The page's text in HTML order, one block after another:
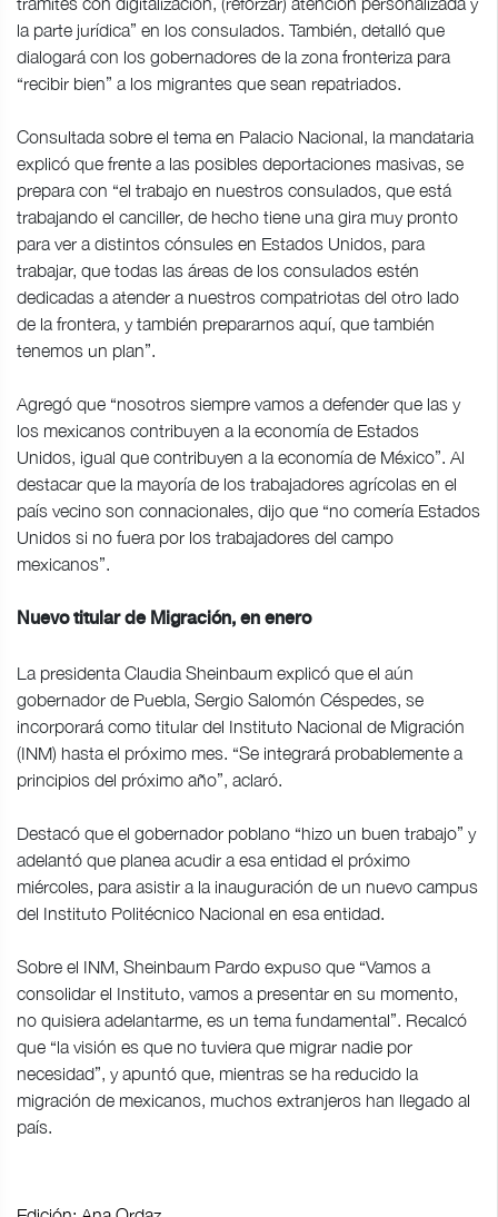
la parte jurídica” en los consulados. También, detalló que
dialogará con los gobernadores de la zona fronteriza para
“recibir bien” a los migrantes que sean repatriados.
Consultada sobre el tema en Palacio Nacional, la mandataria
explicó que frente a las posibles deportaciones masivas, se
prepara con “el trabajo en nuestros consulados, que está
trabajando el canciller, de hecho tiene una gira muy pronto
para ver a distintos cónsules en Estados Unidos, para
trabajar, que todas las áreas de los consulados estén
dedicadas a atender a nuestros compatriotas del otro lado
de la frontera, y también prepararnos aquí, que también
tenemos un plan”.
Agregó que “nosotros siempre vamos a defender que las y
los mexicanos contribuyen a la economía de Estados
Unidos, igual que contribuyen a la economía de México”. Al
destacar que la mayoría de los trabajadores agrícolas en el
país vecino son connacionales, dijo que “no comería Estados
Unidos si no fuera por los trabajadores del campo
mexicanos”.
Nuevo titular de Migración, en enero
La presidenta Claudia Sheinbaum explicó que el aún
gobernador de Puebla, Sergio Salomón Céspedes, se
incorporará como titular del Instituto Nacional de Migración
(INM) hasta el próximo mes. “Se integrará probablemente a
principios del próximo año”, aclaró.
Destacó que el gobernador poblano “hizo un buen trabajo” y
adelantó que planea acudir a esa entidad el próximo
miércoles, para asistir a la inauguración de un nuevo campus
del Instituto Politécnico Nacional en esa entidad.
Sobre el INM, Sheinbaum Pardo expuso que “Vamos a
consolidar el Instituto, vamos a presentar en su momento,
no quisiera adelantarme, es un tema fundamental”. Recalcó
que “la visión es que no tuviera que migrar nadie por
necesidad”, y apuntó que, mientras se ha reducido la
migración de mexicanos, muchos extranjeros han llegado al
país.